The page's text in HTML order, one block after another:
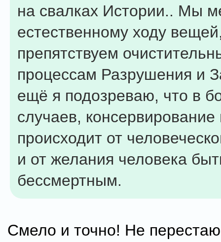
на свалках Истории.. Мы
естественному ходу
препятствуем
процессам Разрушения и
ещё я подозреваю, что в
случаев,
происходит от
и от желания человека
бессмертным.
Смело и точно! Не перестаю